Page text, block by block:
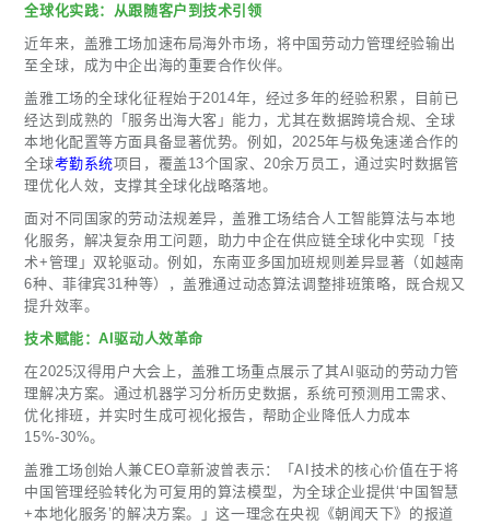
全球化实践：从跟随客户到技术引领
近年来，盖雅工场加速布局海外市场，将中国劳动力管理经验输出
至全球，成为中企出海的重要合作伙伴。
盖雅工场的全球化征程始于2014年，经过多年的经验积累，目前已
经达到成熟的「服务出海大客」能力，尤其在数据跨境合规、全球
本地化配置等方面具备显著优势。例如，2025年与极兔速递合作的
全球考勤系统项目，覆盖13个国家、20余万员工，通过实时数据管
理优化人效，支撑其全球化战略落地。
面对不同国家的劳动法规差异，盖雅工场结合人工智能算法与本地
化服务，解决复杂用工问题，助力中企在供应链全球化中实现「技
术+管理」双轮驱动。例如，东南亚多国加班规则差异显著（如越南
6种、菲律宾31种等），盖雅通过动态算法调整排班策略，既合规又
提升效率。
技术赋能：AI驱动人效革命
在2025汉得用户大会上，盖雅工场重点展示了其AI驱动的劳动力管
理解决方案。通过机器学习分析历史数据，系统可预测用工需求、
优化排班，并实时生成可视化报告，帮助企业降低人力成本
15%-30%。
盖雅工场创始人兼CEO章新波曾表示：「AI技术的核心价值在于将
中国管理经验转化为可复用的算法模型，为全球企业提供‘中国智慧
+本地化服务’的解决方案。」这一理念在央视《朝闻天下》的报道